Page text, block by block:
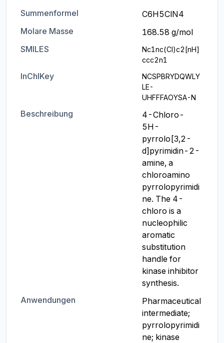
Summenformel
C6H5ClN4
Molare Masse
168.58 g/mol
SMILES
Nc1nc(Cl)c2[nH]
ccc2n1
InChIKey
NCSPBRYDQWLY
LE-
UHFFFAOYSA-N
Beschreibung
4-Chloro-
5H-
pyrrolo[3,2-
d]pyrimidin-2-
amine, a
chloroamino
pyrrolopyrimidi
ne. The 4-
chloro is a
nucleophilic
aromatic
substitution
handle for
kinase inhibitor
synthesis.
Anwendungen
Pharmaceutical
intermediate;
pyrrolopyrimidi
ne; kinase